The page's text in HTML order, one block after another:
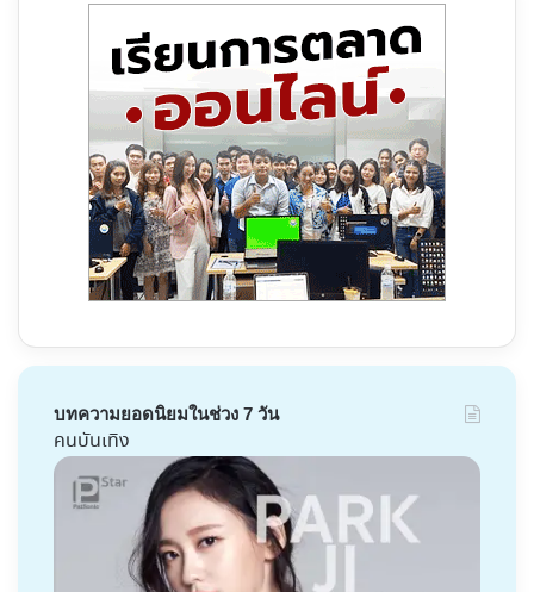
บทความยอดนิยมในช่วง 7 วัน
คนบันเทิง